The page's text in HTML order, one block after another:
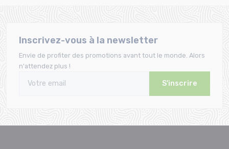
Inscrivez-vous à la newsletter
Envie de profiter des promotions avant tout le monde. Alors
n'attendez plus !
S'inscrire